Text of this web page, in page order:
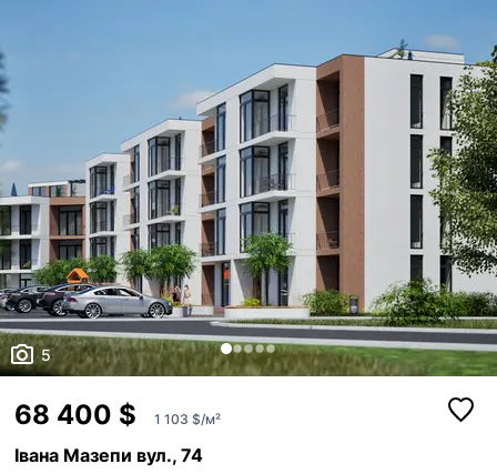
5
68 400 $ 1 103 $/м²
Івана Мазепи вул., 74